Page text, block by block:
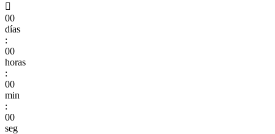

00
días
:
00
horas
:
00
min
:
00
seg